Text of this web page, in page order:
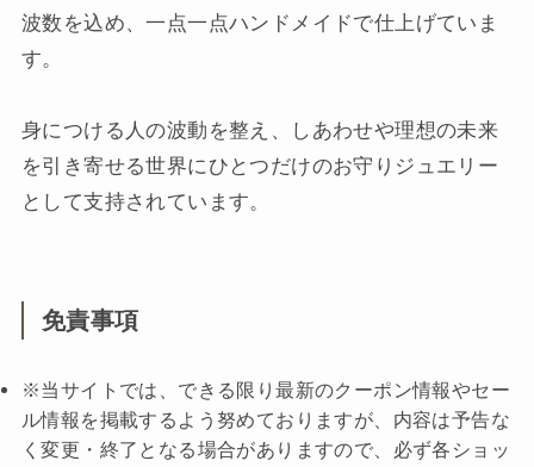
波数を込め、一点一点ハンドメイドで仕上げていま
す。​
身につける人の波動を整え、しあわせや理想の未来
を引き寄せる世界にひとつだけのお守りジュエリー
として支持されています。
免責事項
※当サイトでは、できる限り最新のクーポン情報やセー
ル情報を掲載するよう努めておりますが、内容は予告な
く変更・終了となる場合がありますので、必ず各ショッ